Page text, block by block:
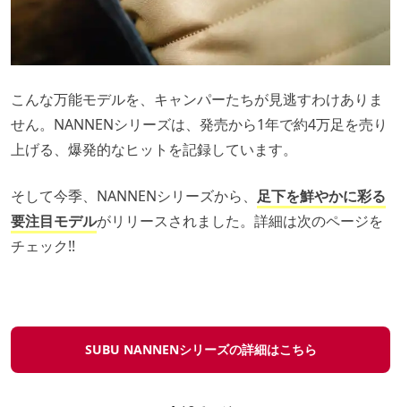
こんな万能モデルを、キャンパーたちが見逃すわけありま
せん。NANNENシリーズは、発売から1年で約4万足を売り
上げる、爆発的なヒットを記録しています。
そして今季、NANNENシリーズから、 足下を鮮やかに彩る
要注目モデルがリリースされました。詳細は次のページを
チェック!!
SUBU NANNENシリーズの詳細はこちら